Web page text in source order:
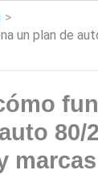
un plan de
80/
marcas